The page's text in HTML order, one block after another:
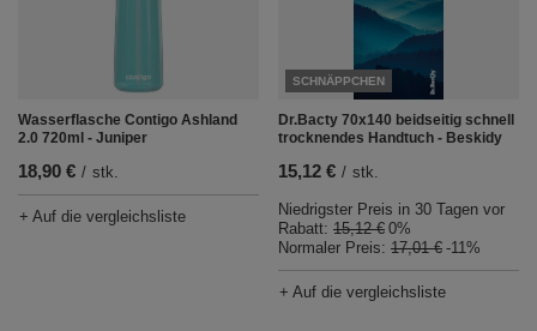
Wasserflasche Contigo Ashland
2.0 720ml - Juniper
18,90 € / stk.
+ Auf die vergleichsliste
SCHNÄPPCHEN
Dr.Bacty 70x140 beidseitig schnell
trocknendes Handtuch - Beskidy
15,12 € / stk.
Niedrigster Preis in 30 Tagen vor
Rabatt: 15,12 € 0%
Normaler Preis: 17,01 € -11%
+ Auf die vergleichsliste